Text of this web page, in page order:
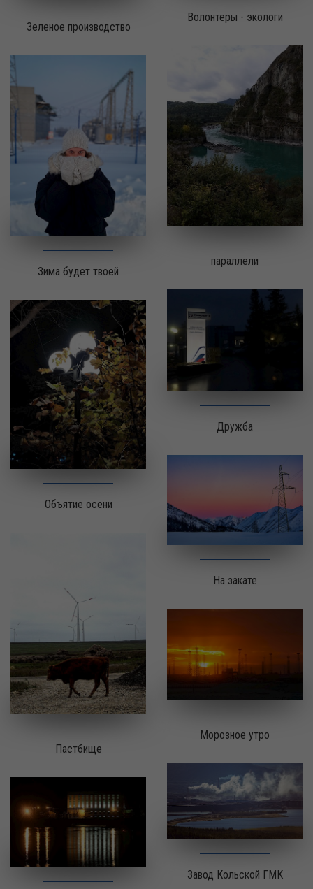
Зеленое производство
Зима будет твоей
Волонтеры - экологи
Объятие осени
параллели
Пастбище
Дружба
На закате
Морозное утро
Завод Кольской ГМК